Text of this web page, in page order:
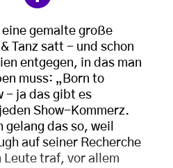
gemalte große
Tanz satt - und schon
entgegen, in das man
muss: „Born to
- ja das gibt es
Show-Kommerz.
das so, weil
auf seiner Recherche
Leute traf, vor allem